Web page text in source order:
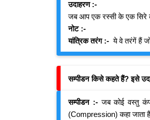
उदाहरण :-
जब आप एक रस्सी के एक सिरे
नोट :-
यांत्रिक तरंग :- ये वे तरंगें हैं
सम्पीडन किसे कहते हैं? इसे
सम्पीडन :-जब कोई वस्तु
(Compression) कहा जाता